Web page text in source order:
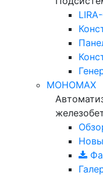
МОНОМАХ